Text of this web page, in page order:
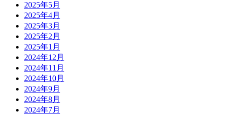
2025年5月
2025年4月
2025年3月
2025年2月
2025年1月
2024年12月
2024年11月
2024年10月
2024年9月
2024年8月
2024年7月